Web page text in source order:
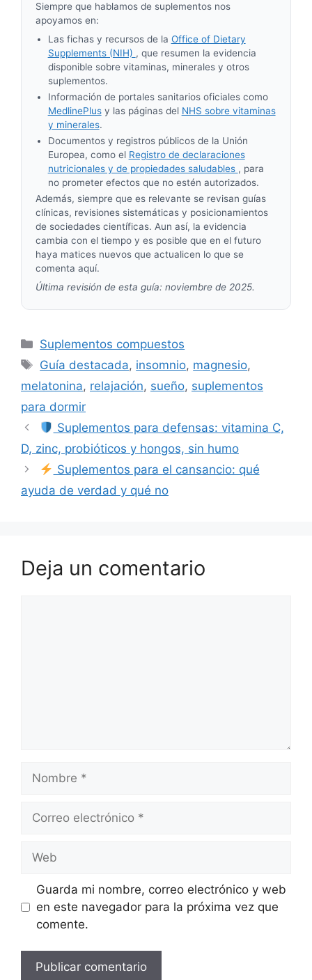
Siempre que hablamos de suplementos nos
apoyamos en:
Las fichas y recursos de la Office of Dietary
Supplements (NIH) , que resumen la evidencia
disponible sobre vitaminas, minerales y otros
suplementos.
Información de portales sanitarios oficiales como
MedlinePlusy las páginas del NHS sobre vitaminas
y minerales.
Documentos y registros públicos de la Unión
Europea, como el Registro de declaraciones
nutricionales y de propiedades saludables , para
no prometer efectos que no estén autorizados.
Además, siempre que es relevante se revisan guías
clínicas, revisiones sistemáticas y posicionamientos
de sociedades científicas. Aun así, la evidencia
cambia con el tiempo y es posible que en el futuro
haya matices nuevos que actualicen lo que se
comenta aquí.
Última revisión de esta guía: noviembre de 2025.
Categorías
Suplementos compuestos
Etiquetas
Guía destacada, insomnio, magnesio,
melatonina, relajación, sueño, suplementos
para dormir
Suplementos para defensas: vitamina C,
D, zinc, probióticos y hongos, sin humo
Suplementos para el cansancio: qué
ayuda de verdad y qué no
Deja un comentario
electrónico
Guarda mi nombre, correo electrónico y web
en este navegador para la próxima vez que
comente.